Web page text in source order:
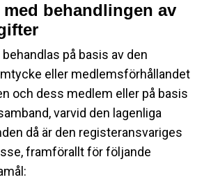
med behandlingen av
på basis av den
eller medlemsförhållandet
och dess medlem eller på basis
varvid den lagenliga
då är den registeransvariges
framförallt för följande